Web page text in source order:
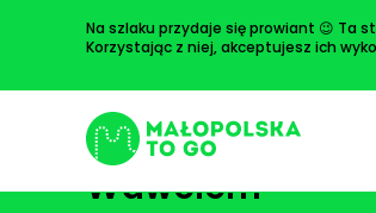
Rewolucyjne
Wawelem
Na szlaku przydaje się prowiant 😉 Ta
Korzystając z niej, akceptujesz ich